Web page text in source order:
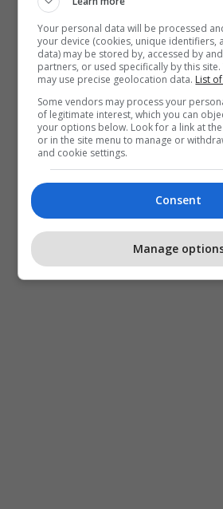
Ekonomia E Maqedonisë
Qytetarët
Ministria E Ekonomisë - Mk
Your personal data will be processed
your device (cookies, unique identifiers,
data) may be stored by, accessed by
partners, or used specifically by this
may use precise geolocation data. List
Some vendors may process your
of legitimate interest, which you can
your options below. Look for a link at
or in the site menu to manage or
and cookie settings.
Consent
Manage